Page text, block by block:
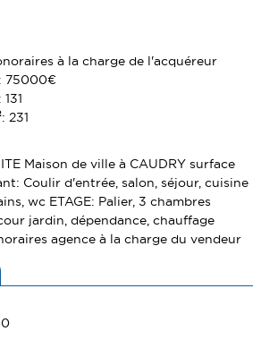
à la charge de l'acquéreur
75000€
131
: 231
Maison de ville à CAUDRY surface
Coulir d'entrée, salon, séjour, cuisine
wc ETAGE: Palier, 3 chambres
jardin, dépendance, chauffage
agence à la charge du vendeur